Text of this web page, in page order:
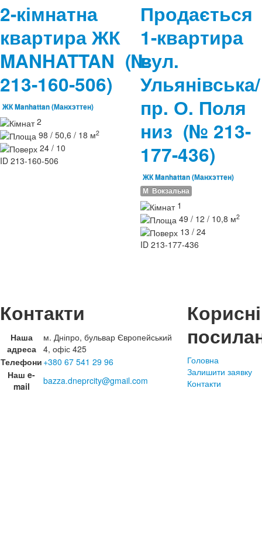
2-кімнатна
квартира ЖК
MANHATTAN (№
213-160-506)
ЖК Manhattan (Манхэттен)
2
98 / 50,6 / 18 м2
24 / 10
ID 213-160-506
Продається
1-квартира
вул.
Ульянівська/
пр. О. Поля
низ (№ 213-
177-436)
ЖК Manhattan (Манхэттен)
М Вокзальна
1
49 / 12 / 10,8 м2
13 / 24
ID 213-177-436
Контакти
Наша
адреса
м. Дніпро, бульвар Європейський
4, офіс 425
Телефони +380 67 541 29 96
Наш e-
mail
bazza.dneprcity@gmail.com
Корисні
Головна
Залишити заявку
Контакти